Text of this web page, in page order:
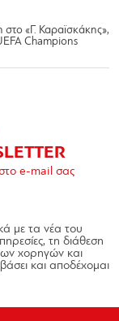
«Γ. Καραϊσκάκης»,
Champions
e-mail σας
με τα νέα του
τη διάθεση
χορηγών και
και αποδέχομαι